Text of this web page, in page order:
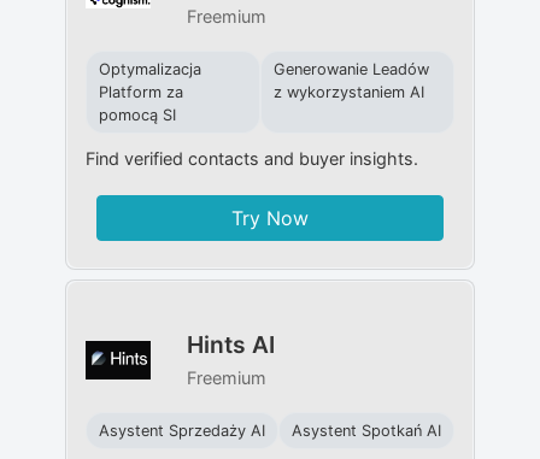
Freemium
Optymalizacja
Platform za
pomocą SI
Generowanie Leadów
z wykorzystaniem AI
Find verified contacts and buyer insights.
Try Now
Hints AI
Freemium
Asystent Sprzedaży AI Asystent Spotkań AI